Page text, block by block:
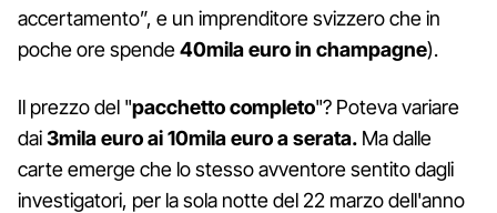
accertamento”, e un imprenditore svizzero che in
poche ore spende40mila euro in champagne).
Il prezzo del "pacchetto completo"? Poteva variare
dai3mila euro ai 10mila euro a serata. Ma dalle
carte emerge che lo stesso avventore sentito dagli
investigatori, per la sola notte del 22 marzo dell'anno